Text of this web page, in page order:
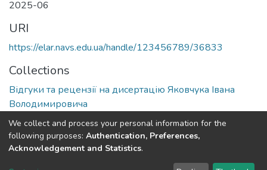
2025-06
URI
https://elar.navs.edu.ua/handle/123456789/36833
Collections
Відгуки та рецензії на дисертацію Яковчука Івана
Володимировича
Full item page
We collect and process your personal information for the
following purposes: Authentication, Preferences,
Acknowledgement and Statistics.